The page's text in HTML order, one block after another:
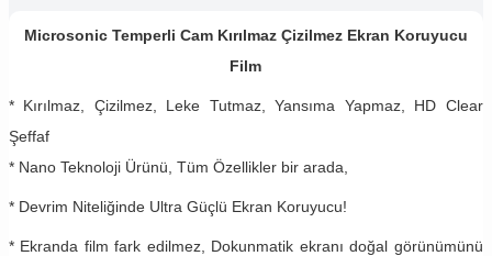
Microsonic Temperli Cam Kırılmaz Çizilmez Ekran Koruyucu
Film
* Kırılmaz, Çizilmez, Leke Tutmaz, Yansıma Yapmaz, HD Clear
Şeffaf
* Nano Teknoloji Ürünü, Tüm Özellikler bir arada,
* Devrim Niteliğinde Ultra Güçlü Ekran Koruyucu!
* Ekranda film fark edilmez, Dokunmatik ekranı doğal görünümünü